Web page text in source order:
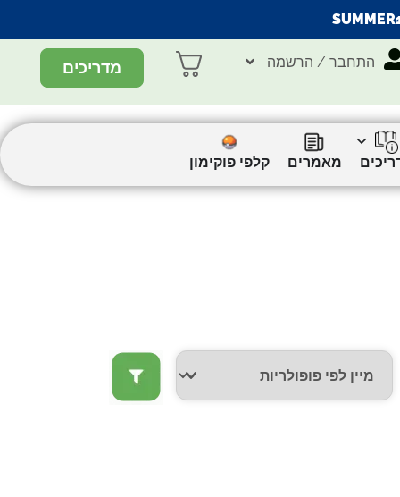
התחבר / הרשמה מדריכים
מאמרים
קלפי פוקימון